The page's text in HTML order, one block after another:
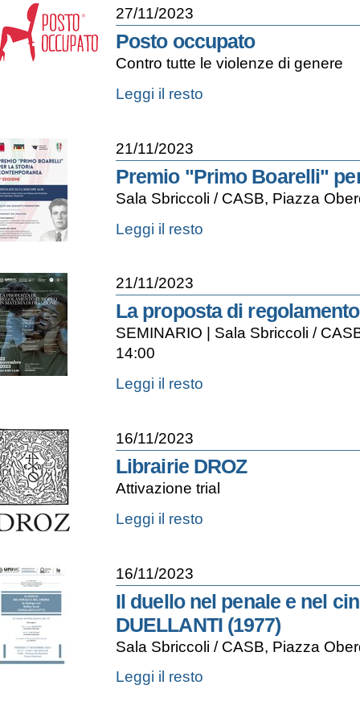
dell'immigrazione
illegale
in
Europa
27/11/2023
Posto occupato
Contro tutte le violenze di genere
Posto
occupato
Leggi il resto
21/11/2023
Premio "Primo Boarelli"
Sala Sbriccoli / CASB, Piazza
Premio
"Primo
la
storia
contemporanea
|
5a
-
Leggi il resto
21/11/2023
La proposta di
SEMINARIO | Sala Sbriccoli /
14:00
La
proposta
europeo
in
materia
di
Leggi il resto
16/11/2023
Librairie DROZ
Attivazione trial
Librairie
DROZ
Leggi il resto
16/11/2023
Il duello nel penale e nel
DUELLANTI (1977)
Sala Sbriccoli / CASB, Piazza
Il
duello
Leggi il resto